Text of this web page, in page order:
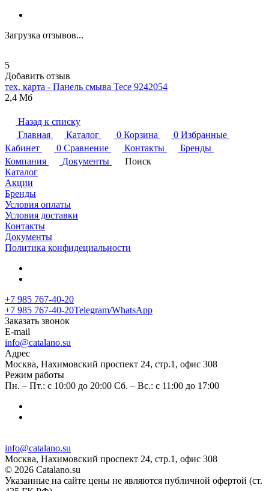
Загрузка отзывов...
5
Добавить отзыв
тех. карта - Панель смыва Tece 9242054
2,4 Мб
Назад к списку
Главная
Каталог 0 Корзина 0 Избранные
Кабинет
0 Сравнение Контакты
Бренды
Компания
Документы
Поиск
Каталог
Акции
Бренды
Условия оплаты
Условия доставки
Контакты
Документы
Политика конфидециальности
+7 985 767-40-20
+7 985 767-40-20Telegram/WhatsApp
Заказать звонок
E-mail
info@catalano.su
Адрес
Москва, Нахимовский проспект 24, стр.1, офис 308
Режим работы
Пн. – Пт.: с 10:00 до 20:00 Сб. – Вс.: с 11:00 до 17:00
info@catalano.su
Москва, Нахимовский проспект 24, стр.1, офис 308
© 2026 Catalano.su
Указанные на сайте цены не являются публичной офертой (ст.